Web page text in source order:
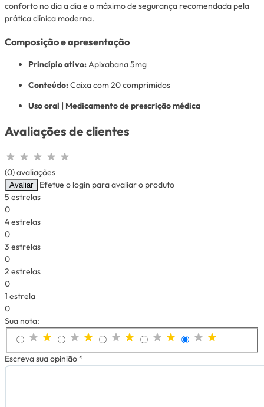
conforto no dia a dia e o máximo de segurança recomendada pela
prática clínica moderna.
Composição e apresentação
Princípio ativo:Apixabana 5mg
Conteúdo:Caixa com 20 comprimidos
Uso oral | Medicamento de prescrição médica
Avaliações de clientes
(0) avaliações
Avaliar
Efetue o login para avaliar o produto
5 estrelas
0
4 estrelas
0
3 estrelas
0
2 estrelas
0
1 estrela
0
Sua nota:
Escreva sua opinião *